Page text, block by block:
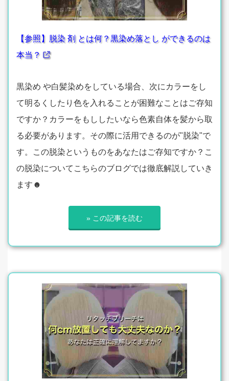
【参照】脱染 剤 とは何？黒染め落とし ができるのは
本当？
黒染め や白髪染めをしている場合、次にカラーをし
て明るくしたり色を入れることが困難なことはご存知
ですか？カラーをもししたいなら色素自体を髪から取
る必要があります。その際に活用できるのが"脱染"で
す。この脱染というものをあなたはご存知ですか？こ
の脱染についてこちらのブログでは徹底解説していき
ます☻
» この記事を読む